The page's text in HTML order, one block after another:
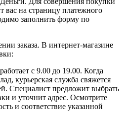
вас на страницу платежного
заполнить форму по
заказа. В интернет-магазине
с 9.00 до 19.00. Когда
курьерская служба свяжется
Специалист предложит выбрать
и уточнит адрес. Осмотрите
и соответствие указанной